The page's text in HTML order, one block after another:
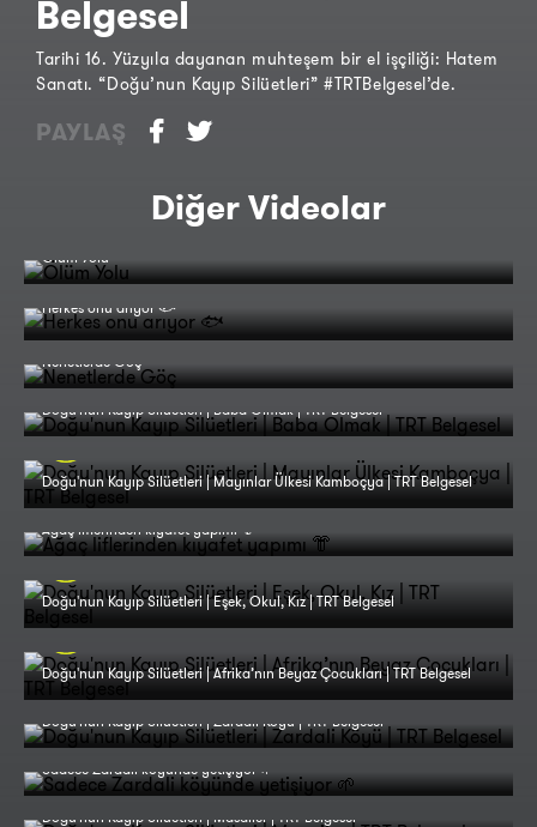
Belgesel
Tarihi 16. Yüzyıla dayanan muhteşem bir el işçiliği: Hatem
Sanatı. “Doğu’nun Kayıp Silüetleri” #TRTBelgesel’de.
PAYLAŞ
Diğer Videolar
Ölüm Yolu
Herkes onu arıyor 🐟
Nenetlerde Göç
Doğu'nun Kayıp Silüetleri | Baba Olmak | TRT Belgesel
Doğu'nun Kayıp Silüetleri | Mayınlar Ülkesi Kamboçya | TRT Belgesel
Ağaç liflerinden kıyafet yapımı 👘
Doğu'nun Kayıp Silüetleri | Eşek, Okul, Kız | TRT Belgesel
Doğu'nun Kayıp Silüetleri | Afrika’nın Beyaz Çocukları | TRT Belgesel
Doğu'nun Kayıp Silüetleri | Zardali Köyü | TRT Belgesel
Sadece Zardali köyünde yetişiyor 🌱
Doğu'nun Kayıp Silüetleri | Masailer | TRT Belgesel